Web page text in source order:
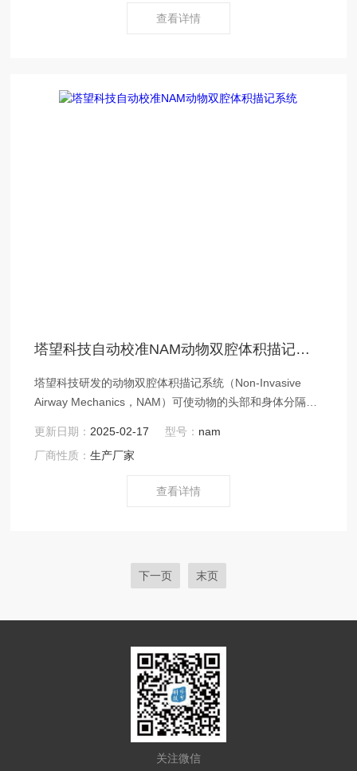
查看详情
塔望科技自动校准NAM动物双腔体积描记系统
塔望科技研发的动物双腔体积描记系统（Non-Invasive
Airway Mechanics，NAM）可使动物的头部和身体分隔于
流量相对胸流量的延迟，可获得特定的气道阻力(specific
airway resistance, sRaw)和特定气道传导率(specific
更新日期： 2025-02-17 型号： nam
厂商性质：生产厂家
查看详情
下一页 末页
关注微信